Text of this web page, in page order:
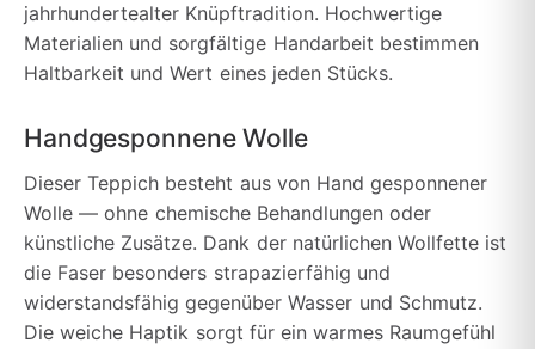
jahrhundertealter Knüpftradition. Hochwertige
Materialien und sorgfältige Handarbeit bestimmen
Haltbarkeit und Wert eines jeden Stücks.
Handgesponnene Wolle
Dieser Teppich besteht aus von Hand gesponnener
Wolle — ohne chemische Behandlungen oder
künstliche Zusätze. Dank der natürlichen Wollfette ist
die Faser besonders strapazierfähig und
widerstandsfähig gegenüber Wasser und Schmutz.
Die weiche Haptik sorgt für ein warmes Raumgefühl